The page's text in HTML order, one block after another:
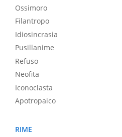
Ossimoro
Filantropo
Idiosincrasia
Pusillanime
Refuso
Neofita
Iconoclasta
Apotropaico
RIME